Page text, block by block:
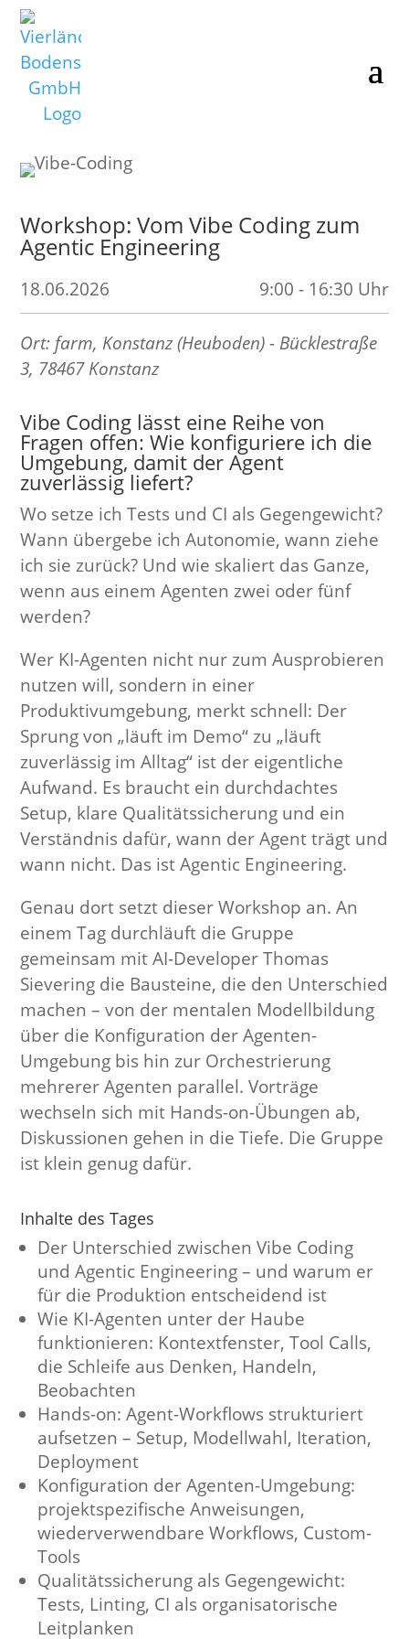
Workshop: Vom Vibe Coding zum
Agentic Engineering
18.06.2026 9:00 - 16:30 Uhr
Ort: farm, Konstanz (Heuboden) - Bücklestraße
3, 78467 Konstanz
Vibe Coding lässt eine Reihe von
Fragen offen: Wie konfiguriere ich die
Umgebung, damit der Agent
zuverlässig liefert?
Wo setze ich Tests und CI als Gegengewicht?
Wann übergebe ich Autonomie, wann ziehe
ich sie zurück? Und wie skaliert das Ganze,
wenn aus einem Agenten zwei oder fünf
werden?
Wer KI-Agenten nicht nur zum Ausprobieren
nutzen will, sondern in einer
Produktivumgebung, merkt schnell: Der
Sprung von „läuft im Demo“ zu „läuft
zuverlässig im Alltag“ ist der eigentliche
Aufwand. Es braucht ein durchdachtes
Setup, klare Qualitätssicherung und ein
Verständnis dafür, wann der Agent trägt und
wann nicht. Das ist Agentic Engineering.
Genau dort setzt dieser Workshop an. An
einem Tag durchläuft die Gruppe
gemeinsam mit AI-Developer Thomas
Sievering die Bausteine, die den Unterschied
machen – von der mentalen Modellbildung
über die Konfiguration der Agenten-
Umgebung bis hin zur Orchestrierung
mehrerer Agenten parallel. Vorträge
wechseln sich mit Hands-on-Übungen ab,
Diskussionen gehen in die Tiefe. Die Gruppe
ist klein genug dafür.
Inhalte des Tages
Der Unterschied zwischen Vibe Coding
und Agentic Engineering – und warum er
für die Produktion entscheidend ist
Wie KI-Agenten unter der Haube
funktionieren: Kontextfenster, Tool Calls,
die Schleife aus Denken, Handeln,
Beobachten
Hands-on: Agent-Workflows strukturiert
aufsetzen – Setup, Modellwahl, Iteration,
Deployment
Konfiguration der Agenten-Umgebung:
projektspezifische Anweisungen,
wiederverwendbare Workflows, Custom-
Tools
Qualitätssicherung als Gegengewicht:
Tests, Linting, CI als organisatorische
Leitplanken